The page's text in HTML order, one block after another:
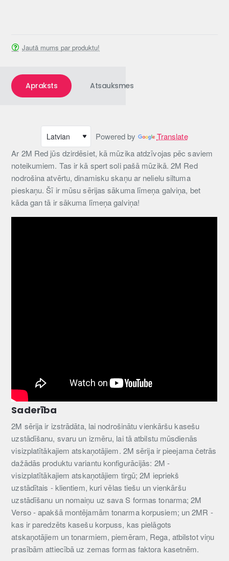
Jautā mums par produktu!
Apraksts Atsauksmes
Powered by
Translate
Ar 2M Red jūs dzirdēsiet, kā mūzika atdzīvojas pēc saviem
noteikumiem. Tas ir kā spert soli pašā mūzikā. 2M Red
nodrošina atvērtu, dinamisku skaņu ar nelielu siltuma
pieskaņu. Šī ir mūsu sērijas sākuma līmeņa galviņa, bet
kāda gan tā ir sākuma līmeņa galviņa!
Saderība
2M sērija ir izstrādāta, lai nodrošinātu vienkāršu kasešu
uzstādīšanu, svaru un izmēru, lai tā atbilstu mūsdienās
visizplatītākajiem atskaņotājiem. 2M sērija ir pieejama četrās
dažādās produktu variantu konfigurācijās: 2M -
visizplatītākajiem atskaņotājiem tirgū; 2M iepriekš
uzstādītais - klientiem, kuri vēlas tiešu un vienkāršu
uzstādīšanu un nomaiņu uz sava S formas tonarma; 2M
Verso - apakšā montējamām tonarma korpusiem; un 2MR -
kas ir paredzēts kasešu korpuss, kas pielāgots
atskaņotājiem un tonarmiem, piemēram, Rega, atbilstot viņu
prasībām attiecībā uz zemas formas faktora kasetnēm.